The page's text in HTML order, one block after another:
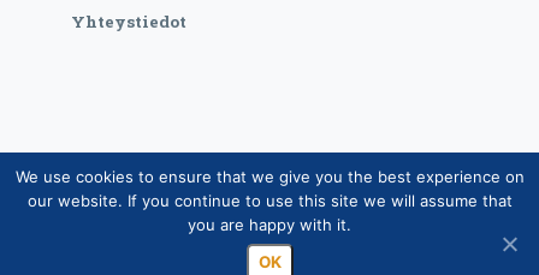
Yhteystiedot
Copyright © Suomen Rotarypalvelu ry 2026 |
Jäsentietojärjestelmän tietosuojaseloste|Henkilötietojen
käsittely Rotarytoiminnassa
We use cookies to ensure that we give you the best experience on
our website. If you continue to use this site we will assume that
you are happy with it.
OK